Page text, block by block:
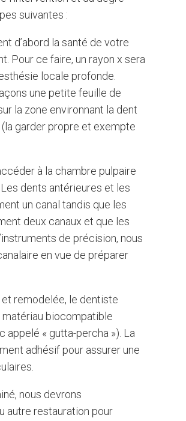
suivantes :
d’abord la santé de votre
Pour ce faire, un rayon x sera
locale profonde.
une petite feuille de
la zone environnant la dent
garder propre et exempte
à la chambre pulpaire
dents antérieures et les
un canal tandis que les
deux canaux et que les
de précision, nous
en vue de préparer
remodelée, le dentiste
matériau biocompatible
appelé « gutta-percha »). La
adhésif pour assurer une
nous devrons
autre restauration pour